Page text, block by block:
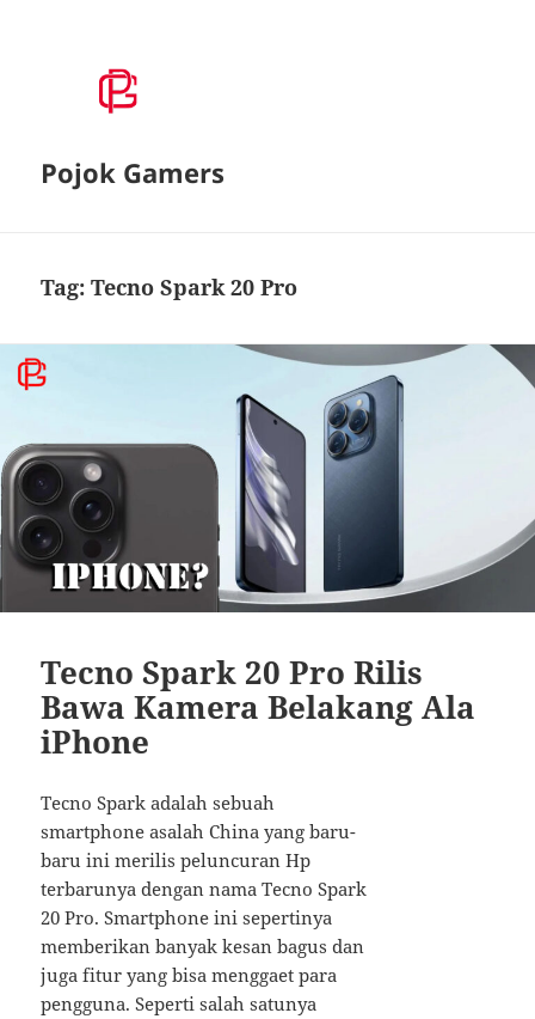
Pojok Gamers
Tag:Tecno Spark 20 Pro
Tecno Spark 20 Pro Rilis
Bawa Kamera Belakang Ala
iPhone
Tecno Spark adalah sebuah
smartphone asalah China yang baru-
baru ini merilis peluncuran Hp
terbarunya dengan nama Tecno Spark
20 Pro. Smartphone ini sepertinya
memberikan banyak kesan bagus dan
juga fitur yang bisa menggaet para
pengguna. Seperti salah satunya